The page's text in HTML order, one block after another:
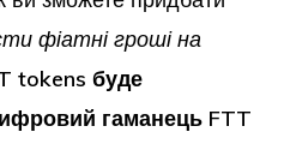
фіатні гроші на
tokens буде
гаманець FTT